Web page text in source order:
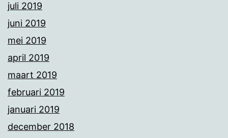
juli 2019
juni 2019
mei 2019
april 2019
maart 2019
februari 2019
januari 2019
december 2018